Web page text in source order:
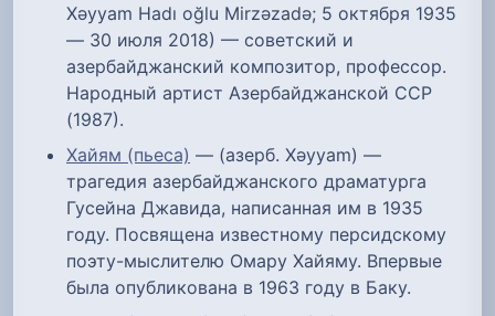
Xəyyam Hadı oğlu Mirzəzadə; 5 октября 1935
— 30 июля 2018) — советский и
азербайджанский композитор, профессор.
Народный артист Азербайджанской ССР
(1987).
Хайям (пьеса) — (азерб. Xəyyam) —
трагедия азербайджанского драматурга
Гусейна Джавида, написанная им в 1935
году. Посвящена известному персидскому
поэту-мыслителю Омару Хайяму. Впервые
была опубликована в 1963 году в Баку.